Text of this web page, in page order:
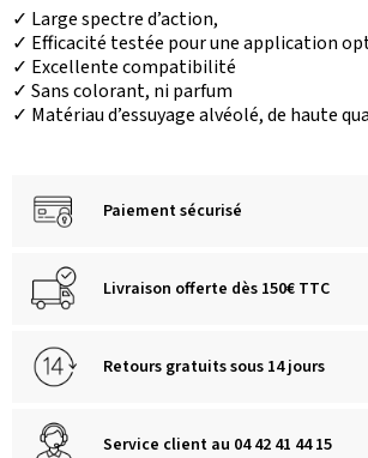
✓ Large spectre d’action,
✓ Efficacité testée pour une application
✓ Excellente compatibilité
✓ Sans colorant, ni parfum
✓ Matériau d’essuyage alvéolé, de haute
Paiement sécurisé
Livraison offerte dès 150€ TTC
Retours gratuits sous 14 jours
Service client au 04 42 41 44 15